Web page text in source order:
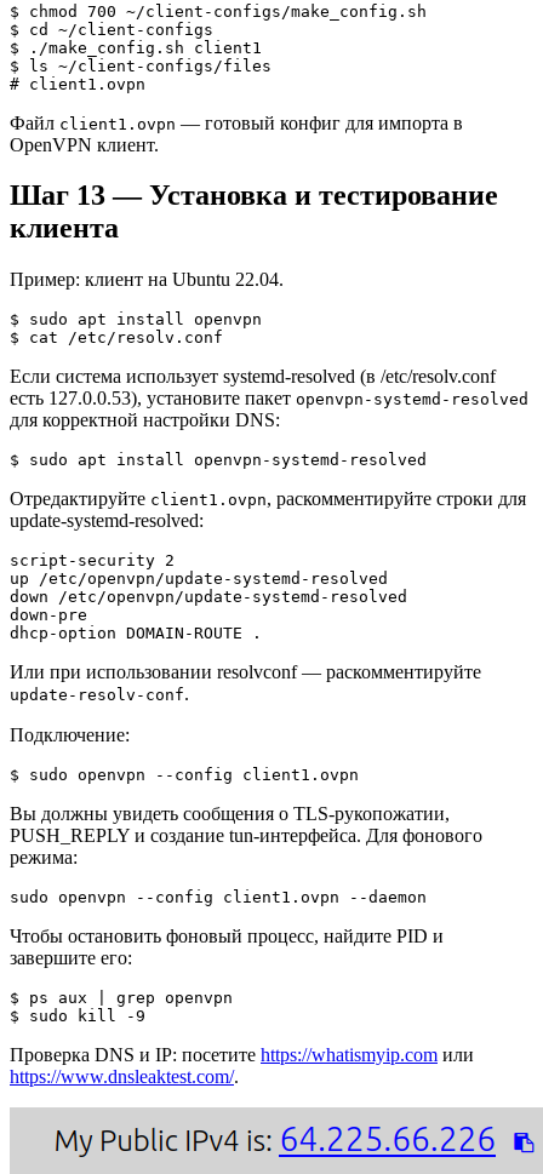
$ chmod 700 ~/client-configs/make_config.sh
$ cd ~/client-configs
$ ./make_config.sh client1
$ ls ~/client-configs/files
# client1.ovpn
Файл client1.ovpn — готовый конфиг для импорта в
OpenVPN клиент.
Шаг 13 — Установка и тестирование
клиента
Пример: клиент на Ubuntu 22.04.
$ sudo apt install openvpn
$ cat /etc/resolv.conf
Если система использует systemd-resolved (в /etc/resolv.conf
есть 127.0.0.53), установите пакет openvpn-systemd-resolved
для корректной настройки DNS:
$ sudo apt install openvpn-systemd-resolved
Отредактируйте client1.ovpn, раскомментируйте строки для
update-systemd-resolved:
script-security 2
up /etc/openvpn/update-systemd-resolved
down /etc/openvpn/update-systemd-resolved
down-pre
dhcp-option DOMAIN-ROUTE .
Или при использовании resolvconf — раскомментируйте
update-resolv-conf.
Подключение:
$ sudo openvpn --config client1.ovpn
Вы должны увидеть сообщения о TLS-рукопожатии,
PUSH_REPLY и создание tun-интерфейса. Для фонового
режима:
sudo openvpn --config client1.ovpn --daemon
Чтобы остановить фоновый процесс, найдите PID и
завершите его:
$ ps aux | grep openvpn
$ sudo kill -9
Проверка DNS и IP: посетите https://whatismyip.com или
https://www.dnsleaktest.com/.